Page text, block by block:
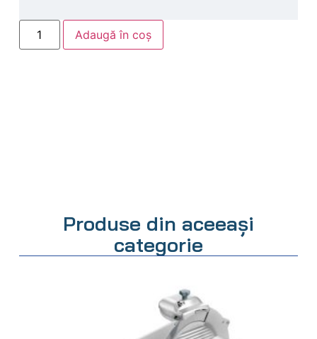
Adaugă în coș
Produse din aceeași
categorie